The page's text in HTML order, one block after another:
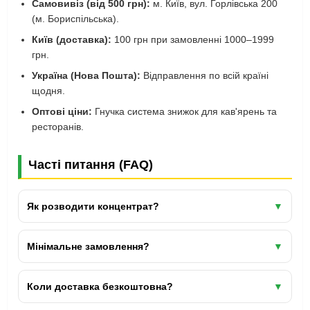
Самовивіз (від 500 грн): м. Київ, вул. Горлівська 200
(м. Бориспільська).
Київ (доставка): 100 грн при замовленні 1000–1999
грн.
Україна (Нова Пошта): Відправлення по всій країні
щодня.
Оптові ціни: Гнучка система знижок для кав'ярень та
ресторанів.
Часті питання (FAQ)
Як розводити концентрат? ▼
50 г на 300–400 мл води.
Мінімальне замовлення? ▼
500 грн самовивіз / 1000 грн доставка.
Коли доставка безкоштовна? ▼